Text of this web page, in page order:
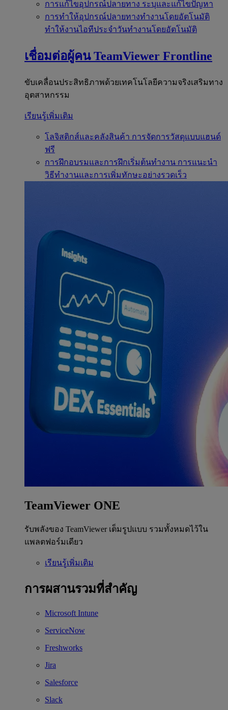
การแก้ไขอุปกรณ์ปลายทาง ระบุและแก้ไขปัญหา
การทำให้อุปกรณ์ปลายทางทำงานโดยอัตโนมัติ
ทำให้งานไอทีประจำวันทำงานโดยอัตโนมัติ
เชื่อมต่อผู้คน TeamViewer Frontline
ขับเคลื่อนประสิทธิภาพด้วยเทคโนโลยีความจริงเสริมทาง
อุตสาหกรรม
เรียนรู้เพิ่มเติม
โลจิสติกส์และคลังสินค้า การจัดการวัสดุแบบแฮนด์
ฟรี
การฝึกอบรมและการฝึกเริ่มต้นทำงาน การแนะนำ
วิธีทำงานและการเพิ่มทักษะอย่างรวดเร็ว
TeamViewer ONE
รับพลังของ TeamViewer เต็มรูปแบบ รวมทั้งหมดไว้ใน
แพลตฟอร์มเดียว
เรียนรู้เพิ่มเติม
การผสานรวมที่สำคัญ
Microsoft Intune
ServiceNow
Freshworks
Jira
Salesforce
Slack